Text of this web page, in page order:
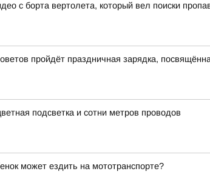
с борта вертолета, который вел поиски
пройдёт праздничная зарядка,
подсветка и сотни метров проводов
может ездить на мототранспорте?